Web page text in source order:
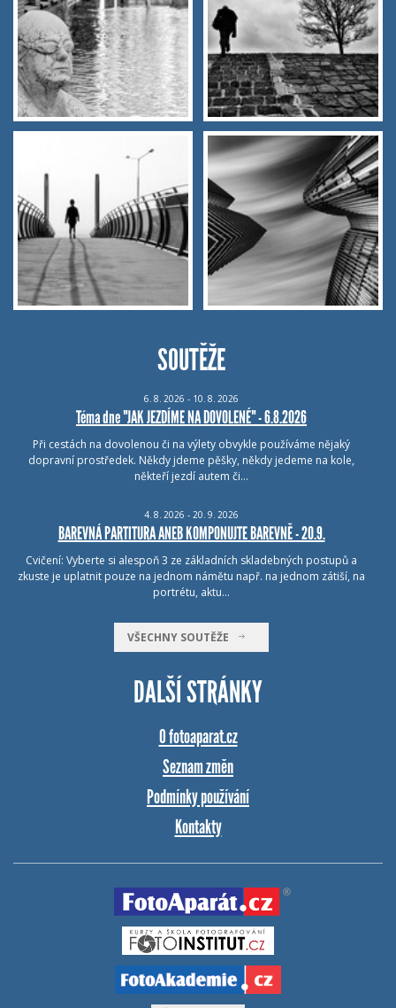
SOUTĚŽE
6. 8. 2026 - 10. 8. 2026
Téma dne "JAK JEZDÍME NA DOVOLENÉ" - 6.8.2026
Při cestách na dovolenou či na výlety obvykle používáme nějaký
dopravní prostředek. Někdy jdeme pěšky, někdy jedeme na kole,
někteří jezdí autem či…
4. 8. 2026 - 20. 9. 2026
BAREVNÁ PARTITURA ANEB KOMPONUJTE BAREVNĚ - 20.9.
Cvičení: Vyberte si alespoň 3 ze základních skladebných postupů a
zkuste je uplatnit pouze na jednom námětu např. na jednom zátiší, na
portrétu, aktu…
VŠECHNY SOUTĚŽE
DALŠÍ STRÁNKY
O fotoaparat.cz
Seznam změn
Podmínky používání
Kontakty